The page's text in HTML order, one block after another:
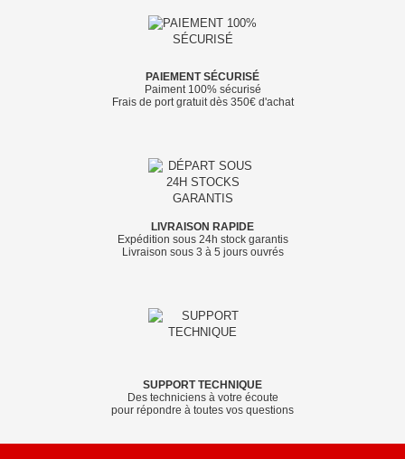
PAIEMENT SÉCURISÉ
Paiment 100% sécurisé
Frais de port gratuit dès 350€ d'achat
LIVRAISON RAPIDE
Expédition sous 24h stock garantis
Livraison sous 3 à 5 jours ouvrés
SUPPORT TECHNIQUE
Des techniciens à votre écoute
pour répondre à toutes vos questions